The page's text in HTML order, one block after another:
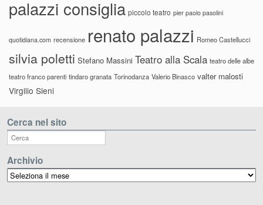
palazzi consiglia piccolo teatro pier paolo pasolini
quotidiana.com recensione renato palazzi Romeo Castellucci
silvia poletti Stefano Massini Teatro alla Scala teatro delle albe
teatro franco parenti tindaro granata Torinodanza Valerio Binasco valter malosti
Virgilio Sieni
Cerca nel sito
Archivio
Archivio